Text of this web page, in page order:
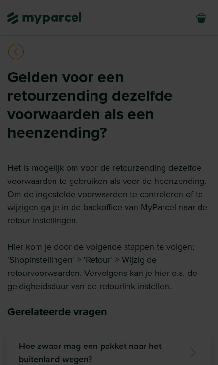
Gelden voor een
retourzending dezelfde
voorwaarden als een
heenzending?
Het is mogelijk om voor de retourzending dezelfde
voorwaarden te gebruiken als voor de heenzending.
Om de ingestelde voorwaarden te controleren of te
wijzigen ga je in de backoffice van MyParcel naar de
retour instellingen.
Hier kom je door de volgende stappen te volgen;
'Shopinstellingen' > 'Retour' > Wijzig de
retourvoorwaarden. Vervolgens kan je hier o.a. de
geldigheidsduur van de retourlink instellen.
Gerelateerde vragen
Hoe zwaar mag een pakket naar het
buitenland wegen?